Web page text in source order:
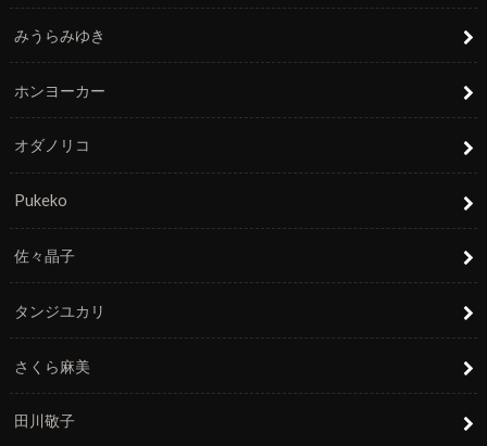
みうらみゆき
ホンヨーカー
オダノリコ
Pukeko
佐々晶子
タンジユカリ
さくら麻美
田川敬子